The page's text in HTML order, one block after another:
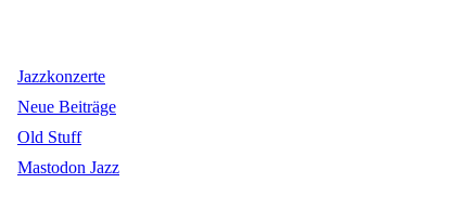
Jazzkonzerte
Neue Beiträge
Old Stuff
Mastodon Jazz